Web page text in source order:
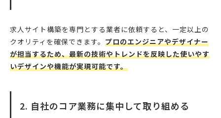
求人サイト構築を専門とする業者に依頼すると、一定以上の
クオリティを確保できます。 プロのエンジニアやデザイナー
が担当するため、最新の技術やトレンドを反映した使いやす
いデザインや機能が実現可能です。
2. 自社のコア業務に集中して取り組める